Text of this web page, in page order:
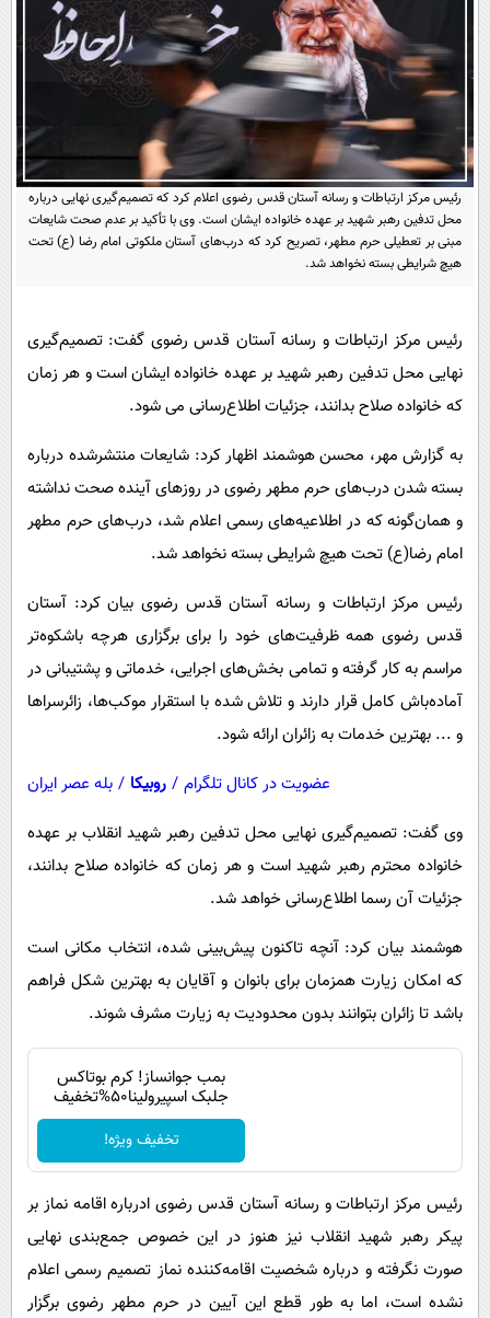
یک برش دانایی
محیط زیست
سفر و تفریح
علم و دانش
فناوری و It
علمی
قرآن
گوناگون
سرگرمی
باشگاه مغز
مجله تصویری سلاح
فیلم
اقتصاد
ورزش
سیاست
حوادث
سلامت
فرهنگی
بین الملل
اجتماعی
حیات وحش
عصر ایران 2
خواندنی ها و دیدنی ها
داستان کوتاه
دانلود
آموزش زبان
رئیس مرکز ارتباطات و رسانه آستان قدس رضوی اعلام کرد که تصمیم‌گیری نهایی درباره
محل تدفین رهبر شهید بر عهده خانواده ایشان است. وی با تأکید بر عدم صحت شایعات
مبنی بر تعطیلی حرم مطهر، تصریح کرد که درب‌های آستان ملکوتی امام رضا (ع) تحت
هیچ شرایطی بسته نخواهد شد.
رئیس مرکز ارتباطات و رسانه آستان قدس رضوی گفت: تصمیم‌گیری
نهایی محل تدفین رهبر شهید بر عهده خانواده ایشان است و هر زمان
که خانواده صلاح بدانند، جزئیات اطلاع‌رسانی می شود.
به گزارش مهر، محسن هوشمند اظهار کرد: شایعات منتشرشده درباره
بسته شدن درب‌های حرم مطهر رضوی در روزهای آینده صحت نداشته
و ‌همان‌گونه که در اطلاعیه‌های رسمی اعلام شد، درب‌های حرم مطهر
امام رضا(ع) تحت هیچ شرایطی بسته نخواهد شد.
رئیس مرکز ارتباطات و رسانه آستان قدس رضوی بیان کرد: آستان
قدس رضوی همه ظرفیت‌های خود را برای برگزاری هرچه باشکوه‌تر
مراسم به کار گرفته و تمامی بخش‌های اجرایی، خدماتی و پشتیبانی در
آماده‌باش کامل قرار دارند و تلاش شده با استقرار موکب‌ها، زائرسراها
و ... بهترین خدمات به زائران‌ ارائه شود.
عضویت در کانال تلگرام / روبیکا / بله عصر ایران
وی گفت: تصمیم‌گیری نهایی محل تدفین رهبر شهید انقلاب ‌بر عهده
خانواده محترم رهبر شهید است و هر زمان که خانواده صلاح بدانند،
جزئیات آن‌ رسما اطلاع‌رسانی خواهد شد.
هوشمند بیان کرد: آنچه تاکنون پیش‌بینی شده، انتخاب مکانی است
که امکان زیارت همزمان برای بانوان و آقایان به بهترین شکل فراهم
باشد تا زائران بتوانند بدون محدودیت به زیارت مشرف شوند.
بمب جوانساز! کرم بوتاکس
جلبک اسپیرولینا50%تخفیف
تخفیف ویژه!
رئیس مرکز ارتباطات و رسانه آستان قدس رضوی ادرباره اقامه نماز بر
پیکر رهبر شهید انقلاب نیز هنوز در این خصوص جمع‌بندی نهایی
صورت نگرفته و درباره شخصیت اقامه‌کننده نماز تصمیم رسمی اعلام
نشده است، اما به طور قطع این آیین در حرم مطهر رضوی برگزار